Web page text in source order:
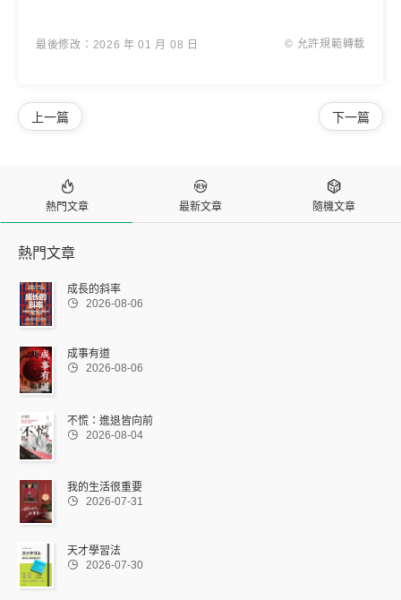
最後修改：2026 年 01 月 08 日 © 允許規範轉載
下一篇
上一篇

熱門文章

最新文章

隨機文章
熱門文章
成長的斜率
 2026-08-06
成事有道
 2026-08-06
不慌：進退皆向前
 2026-08-04
我的生活很重要
 2026-07-31
天才學習法
 2026-07-30